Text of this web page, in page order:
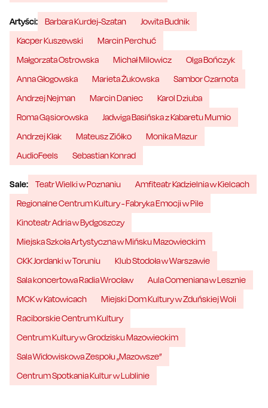
Artyści: Barbara Kurdej-Szatan
Jowita Budnik
Kacper Kuszewski
Marcin Perchuć
Małgorzata Ostrowska
Michał Milowicz
Olga Bończyk
Anna Głogowska
Marieta Żukowska
Sambor Czarnota
Andrzej Nejman
Marcin Daniec
Karol Dziuba
Roma Gąsiorowska
Jadwiga Basińska z Kabaretu Mumio
Andrzej Kłak
Mateusz Ziółko
Monika Mazur
AudioFeels
Sebastian Konrad
Sale: Teatr Wielki w Poznaniu
Amfiteatr Kadzielnia w Kielcach
Regionalne Centrum Kultury - Fabryka Emocji w Pile
Kinoteatr Adria w Bydgoszczy
Miejska Szkoła Artystyczna w Mińsku Mazowieckim
CKK Jordanki w Toruniu
Klub Stodoła w Warszawie
Sala koncertowa Radia Wrocław
Aula Comeniana w Lesznie
MCK w Katowicach
Miejski Dom Kultury w Zduńskiej Woli
Raciborskie Centrum Kultury
Centrum Kultury w Grodzisku Mazowieckim
Sala Widowiskowa Zespołu „Mazowsze”
Centrum Spotkania Kultur w Lublinie